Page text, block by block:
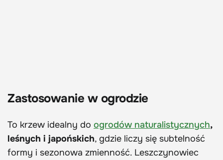
Zastosowanie w ogrodzie
To krzew idealny do ogrodów naturalistycznych,
leśnych i japońskich, gdzie liczy się subtelność
formy i sezonowa zmienność. Leszczynowiec